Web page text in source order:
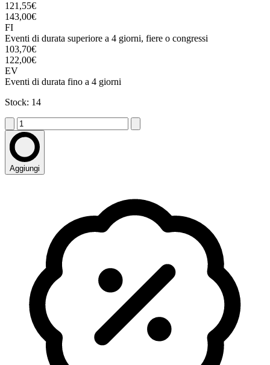
121,55€
143,00€
FI
Eventi di durata superiore a 4 giorni, fiere o congressi
103,70€
122,00€
EV
Eventi di durata fino a 4 giorni
Stock: 14
Aggiungi